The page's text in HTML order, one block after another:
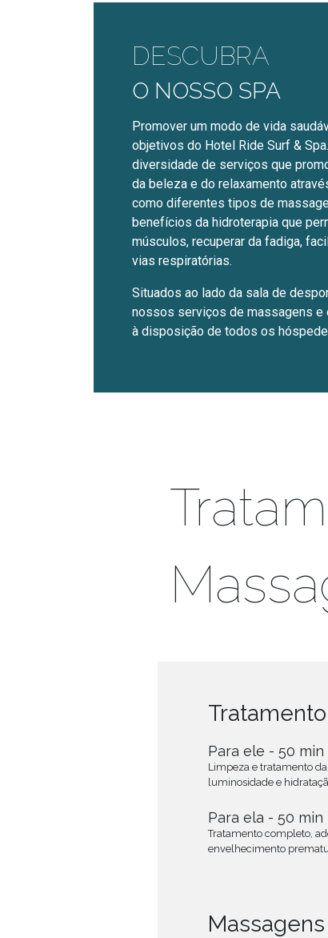
DESCUBRA
O NOSSO SPA
Promover um modo de vida
objetivos do Hotel Ride Surf &
diversidade de serviços que
da beleza e do relaxamento
como diferentes tipos de
benefícios da hidroterapia que
músculos, recuperar da fadiga,
vias respiratórias.
Situados ao lado da sala de
nossos serviços de massagens e
à disposição de todos os
Para ele - 50 min
Limpeza e tratamento
luminosidade e
Para ela - 50 min
Tratamento completo,
envelhecimento
Massagens